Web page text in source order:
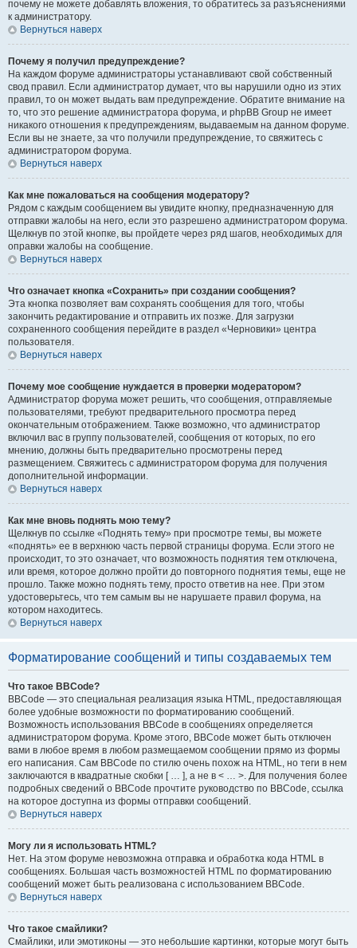
почему не можете добавлять вложения, то обратитесь за разъяснениями
к администратору.
Вернуться наверх
Почему я получил предупреждение?
На каждом форуме администраторы устанавливают свой собственный
свод правил. Если администратор думает, что вы нарушили одно из этих
правил, то он может выдать вам предупреждение. Обратите внимание на
то, что это решение администратора форума, и phpBB Group не имеет
никакого отношения к предупреждениям, выдаваемым на данном форуме.
Если вы не знаете, за что получили предупреждение, то свяжитесь с
администратором форума.
Вернуться наверх
Как мне пожаловаться на сообщения модератору?
Рядом с каждым сообщением вы увидите кнопку, предназначенную для
отправки жалобы на него, если это разрешено администратором форума.
Щелкнув по этой кнопке, вы пройдете через ряд шагов, необходимых для
оправки жалобы на сообщение.
Вернуться наверх
Что означает кнопка «Сохранить» при создании сообщения?
Эта кнопка позволяет вам сохранять сообщения для того, чтобы
закончить редактирование и отправить их позже. Для загрузки
сохраненного сообщения перейдите в раздел «Черновики» центра
пользователя.
Вернуться наверх
Почему мое сообщение нуждается в проверки модератором?
Администратор форума может решить, что сообщения, отправляемые
пользователями, требуют предварительного просмотра перед
окончательным отображением. Также возможно, что администратор
включил вас в группу пользователей, сообщения от которых, по его
мнению, должны быть предварительно просмотрены перед
размещением. Свяжитесь с администратором форума для получения
дополнительной информации.
Вернуться наверх
Как мне вновь поднять мою тему?
Щелкнув по ссылке «Поднять тему» при просмотре темы, вы можете
«поднять» ее в верхнюю часть первой страницы форума. Если этого не
происходит, то это означает, что возможность поднятия тем отключена,
или время, которое должно пройти до повторного поднятия темы, еще не
прошло. Также можно поднять тему, просто ответив на нее. При этом
удостоверьтесь, что тем самым вы не нарушаете правил форума, на
котором находитесь.
Вернуться наверх
Форматирование сообщений и типы создаваемых тем
Что такое BBCode?
BBCode — это специальная реализация языка HTML, предоставляющая
более удобные возможности по форматированию сообщений.
Возможность использования BBCode в сообщениях определяется
администратором форума. Кроме этого, BBCode может быть отключен
вами в любое время в любом размещаемом сообщении прямо из формы
его написания. Сам BBCode по стилю очень похож на HTML, но теги в нем
заключаются в квадратные скобки [ … ], а не в < … >. Для получения более
подробных сведений о BBCode прочтите руководство по BBCode, ссылка
на которое доступна из формы отправки сообщений.
Вернуться наверх
Могу ли я использовать HTML?
Нет. На этом форуме невозможна отправка и обработка кода HTML в
сообщениях. Большая часть возможностей HTML по форматированию
сообщений может быть реализована с использованием BBCode.
Вернуться наверх
Что такое смайлики?
Смайлики, или эмотиконы — это небольшие картинки, которые могут быть